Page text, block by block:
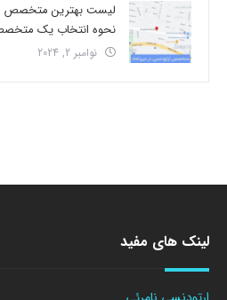
لیست بهترین متخصص
نحوه انتخاب یک
نوامبر 2, 2024
لینک های مفید